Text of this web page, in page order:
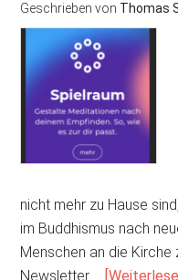
Geschrieben von Thomas
nicht mehr zu Hause
im Buddhismus nach
Menschen an die Kirche
Newsletter …